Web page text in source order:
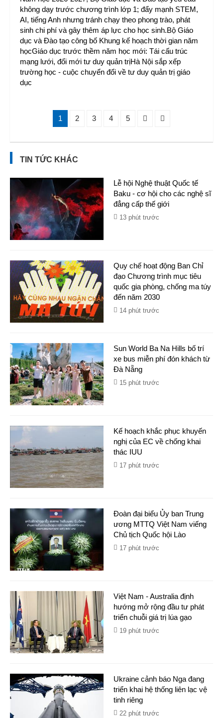
không dạy trước chương trình lớp 1; đẩy mạnh STEM,
AI, tiếng Anh nhưng tránh chạy theo phong trào, phát
sinh chi phí và gây thêm áp lực cho học sinh.Bộ Giáo
dục và Đào tạo công bố Khung kế hoạch thời gian năm
họcGiáo dục trước thềm năm học mới: Tái cấu trúc
mạng lưới, đổi mới tư duy quản trịHà Nội sắp xếp
trường học - cuộc chuyển đổi về tư duy quản trị giáo
dục
1 2 3 4 5
TIN TỨC KHÁC
Lễ hội Nghệ thuật Quốc tế
Baku - cơ hội cho các nghệ sĩ
đẳng cấp thế giới
13 phút trước
Quy chế hoạt động Ban Chỉ
đạo Chương trình mục tiêu
quốc gia phòng, chống ma túy
đến năm 2030​
14 phút trước
Sun World Ba Na Hills bố trí
xe bus miễn phí đón khách từ
Đà Nẵng
15 phút trước
Kế hoạch khắc phục khuyến
nghị của EC về chống khai
thác IUU​
17 phút trước
Đoàn đại biểu Ủy ban Trung
ương MTTQ Việt Nam viếng
Chủ tịch Quốc hội Lào
17 phút trước
Việt Nam - Australia định
hướng mở rộng đầu tư phát
triển chuỗi giá trị lúa gạo
19 phút trước
Ukraine cảnh báo Nga đang
triển khai hệ thống liên lạc vệ
tinh riêng
22 phút trước